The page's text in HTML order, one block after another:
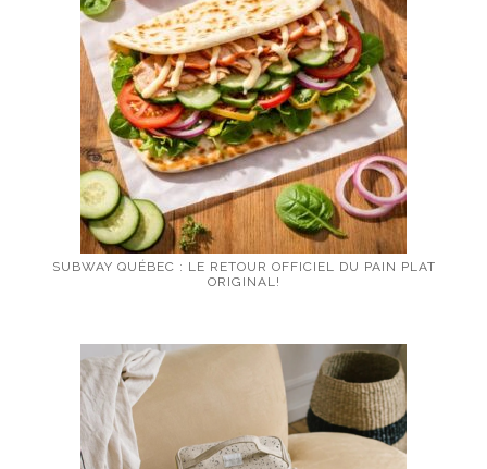
SUBWAY QUÉBEC : LE RETOUR OFFICIEL DU PAIN PLAT
ORIGINAL!